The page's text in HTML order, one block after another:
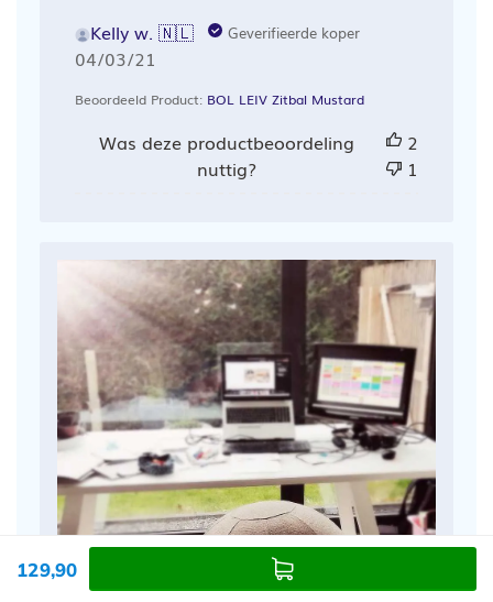
129,90
Kelly w. 🇳🇱 Geverifieerde koper
Publicatiedatum
04/03/21
Beoordeeld Product: BOL LEIV Zitbal Mustard
Was deze productbeoordeling
nuttig?
2
1